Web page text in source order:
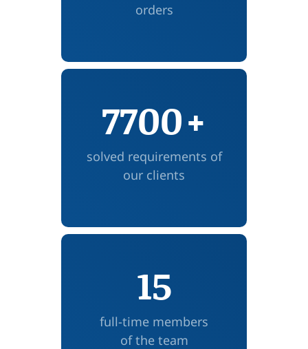
orders
7700+
solved requirements of
our clients
15
full-time members
of the team